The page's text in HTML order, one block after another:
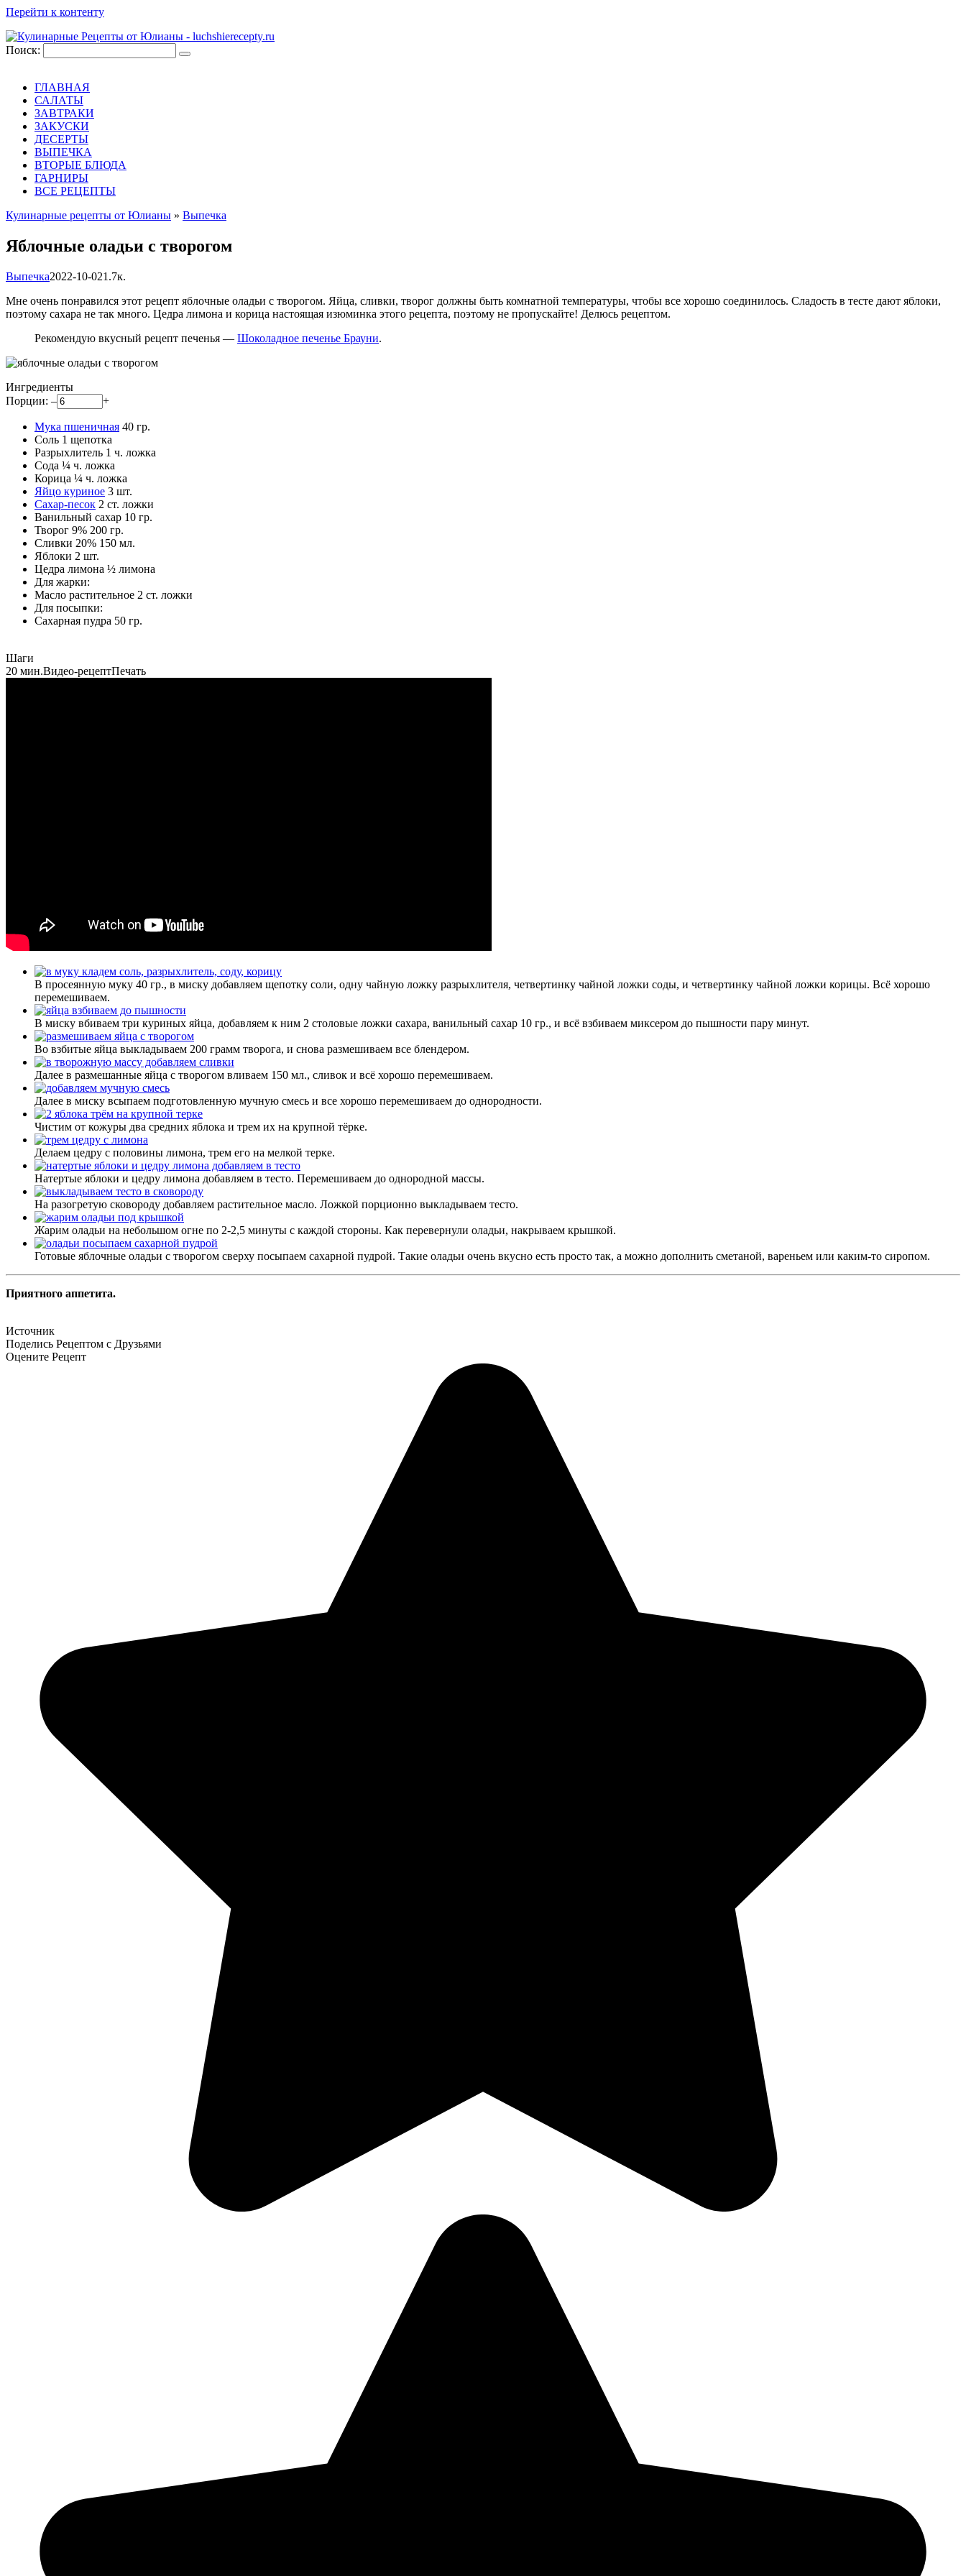
Перейти к контенту
Поиск:
ГЛАВНАЯ
САЛАТЫ
ЗАВТРАКИ
ЗАКУСКИ
ДЕСЕРТЫ
ВЫПЕЧКА
ВТОРЫЕ БЛЮДА
ГАРНИРЫ
ВСЕ РЕЦЕПТЫ
Кулинарные рецепты от Юлианы » Выпечка
Яблочные оладьи с творогом
Выпечка2022-10-021.7к.
Мне очень понравился этот рецепт яблочные оладьи с творогом. Яйца, сливки, творог должны быть комнатной температуры, чтобы все хорошо соединилось. Сладость в тесте дают яблоки,
поэтому сахара не так много. Цедра лимона и корица настоящая изюминка этого рецепта, поэтому не пропускайте! Делюсь рецептом.
Рекомендую вкусный рецепт печенья — Шоколадное печенье Брауни.
Ингредиенты
Порции: – +
Мука пшеничная 40 гр.
Соль 1 щепотка
Разрыхлитель 1 ч. ложка
Сода ¼ ч. ложка
Корица ¼ ч. ложка
Яйцо куриное 3 шт.
Сахар-песок 2 ст. ложки
Ванильный сахар 10 гр.
Творог 9% 200 гр.
Сливки 20% 150 мл.
Яблоки 2 шт.
Цедра лимона ½ лимона
Для жарки:
Масло растительное 2 ст. ложки
Для посыпки:
Cахарная пудра 50 гр.
Шаги
20 мин.Видео-рецептПечать
В просеянную муку 40 гр., в миску добавляем щепотку соли, одну чайную ложку разрыхлителя, четвертинку чайной ложки соды, и четвертинку чайной ложки корицы. Всё хорошо
перемешиваем.
В миску вбиваем три куриных яйца, добавляем к ним 2 столовые ложки сахара, ванильный сахар 10 гр., и всё взбиваем миксером до пышности пару минут.
Во взбитые яйца выкладываем 200 грамм творога, и снова размешиваем все блендером.
Далее в размешанные яйца с творогом вливаем 150 мл., сливок и всё хорошо перемешиваем.
Далее в миску всыпаем подготовленную мучную смесь и все хорошо перемешиваем до однородности.
Чистим от кожуры два средних яблока и трем их на крупной тёрке.
Делаем цедру с половины лимона, трем его на мелкой терке.
Натертые яблоки и цедру лимона добавляем в тесто. Перемешиваем до однородной массы.
На разогретую сковороду добавляем растительное масло. Ложкой порционно выкладываем тесто.
Жарим оладьи на небольшом огне по 2-2,5 минуты с каждой стороны. Как перевернули оладьи, накрываем крышкой.
Готовые яблочные оладьи с творогом сверху посыпаем сахарной пудрой. Такие оладьи очень вкусно есть просто так, а можно дополнить сметаной, вареньем или каким-то сиропом.
Приятного аппетита.
Источник
Поделись Рецептом с Друзьями
Оцените Рецепт